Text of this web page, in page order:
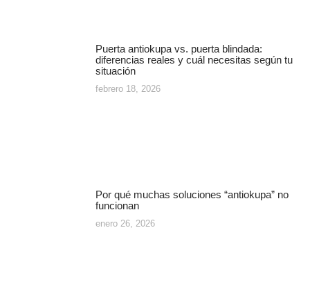
Puerta antiokupa vs. puerta blindada:
diferencias reales y cuál necesitas según tu
situación
febrero 18, 2026
Por qué muchas soluciones “antiokupa” no
funcionan
enero 26, 2026